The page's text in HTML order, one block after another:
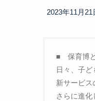
2023年11月
■ 保育博
日々、子
新サービ
さらに進